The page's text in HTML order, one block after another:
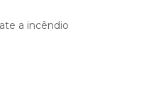
a incêndio